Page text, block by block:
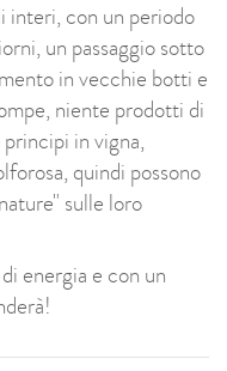
interi, con un periodo
un passaggio sotto
in vecchie botti e
niente prodotti di
in vigna,
quindi possono
sulle loro
energia e con un